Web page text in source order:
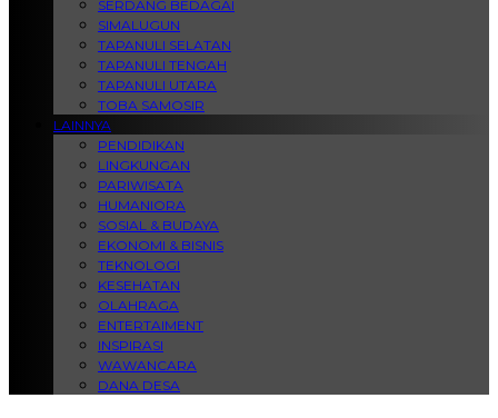
SERDANG BEDAGAI
SIMALUGUN
TAPANULI SELATAN
TAPANULI TENGAH
TAPANULI UTARA
TOBA SAMOSIR
LAINNYA
PENDIDIKAN
LINGKUNGAN
PARIWISATA
HUMANIORA
SOSIAL & BUDAYA
EKONOMI & BISNIS
TEKNOLOGI
KESEHATAN
OLAHRAGA
ENTERTAIMENT
INSPIRASI
WAWANCARA
DANA DESA